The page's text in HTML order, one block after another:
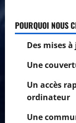
POURQUOI NOUS
Des mises
Une
Un accès
ordinateur
Une